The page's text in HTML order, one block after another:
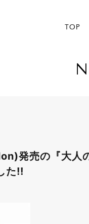
TOP
発売の『大人
た!!